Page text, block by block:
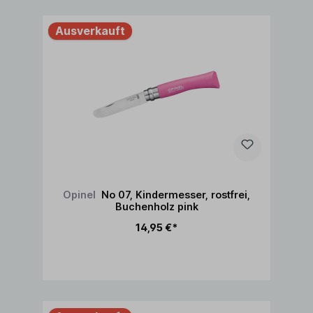
Ausverkauft
Opinel No 07, Kindermesser, rostfrei,
Buchenholz pink
14,95 €*